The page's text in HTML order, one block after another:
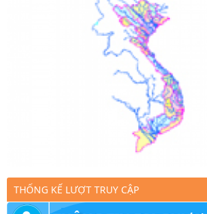
THỐNG KẾ LƯỢT TRUY CẬP